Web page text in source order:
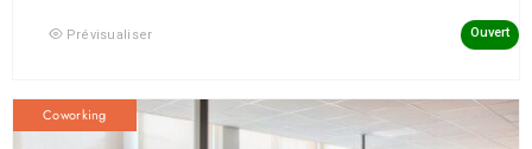
Prévisualiser Ouvert
Coworking